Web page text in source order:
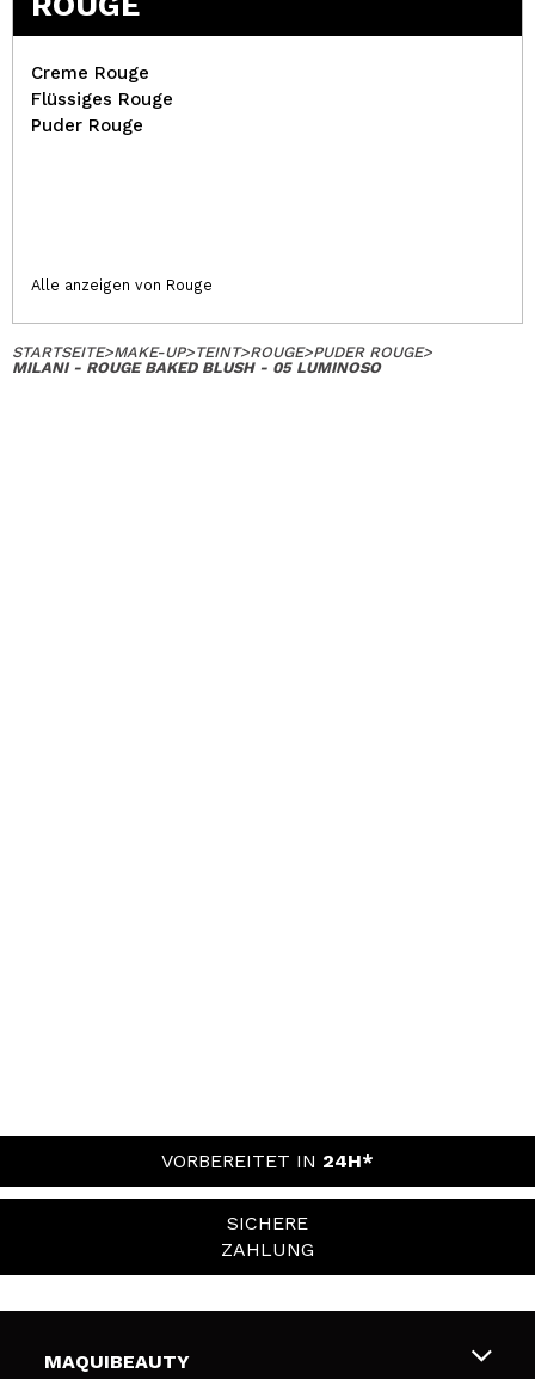
Creme Rouge
Flüssiges Rouge
Puder Rouge
Alle anzeigen von Rouge
STARTSEITE>MAKE-UP>TEINT>ROUGE>PUDER ROUGE>
MILANI - ROUGE BAKED BLUSH - 05 LUMINOSO
VORBEREITET IN 24H*
SICHERE
ZAHLUNG
MAQUIBEAUTY